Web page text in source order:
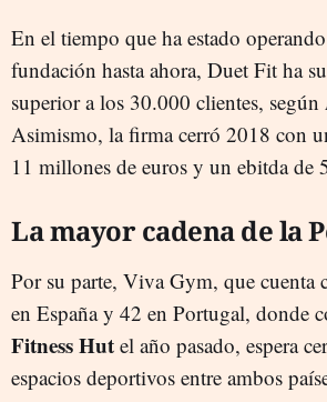
En el tiempo que ha estado
fundación hasta ahora, Duet Fit ha
superior a los 30.000 clientes, según
Asimismo, la firma cerró 2018 con
11 millones de euros y un ebitda de
La mayor cadena de la
Por su parte, Viva Gym, que cuenta
en España y 42 en Portugal, donde
Fitness Hut el año pasado, espera
espacios deportivos entre ambos